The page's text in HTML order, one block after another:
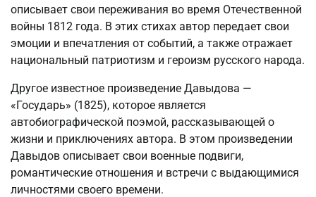
описывает свои переживания во время Отечественной
войны 1812 года. В этих стихах автор передает свои
эмоции и впечатления от событий, а также отражает
национальный патриотизм и героизм русского народа.
Другое известное произведение Давыдова —
«Государь» (1825), которое является
автобиографической поэмой, рассказывающей о
жизни и приключениях автора. В этом произведении
Давыдов описывает свои военные подвиги,
романтические отношения и встречи с выдающимися
личностями своего времени.